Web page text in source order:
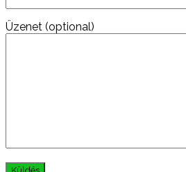
Üzenet (optional)